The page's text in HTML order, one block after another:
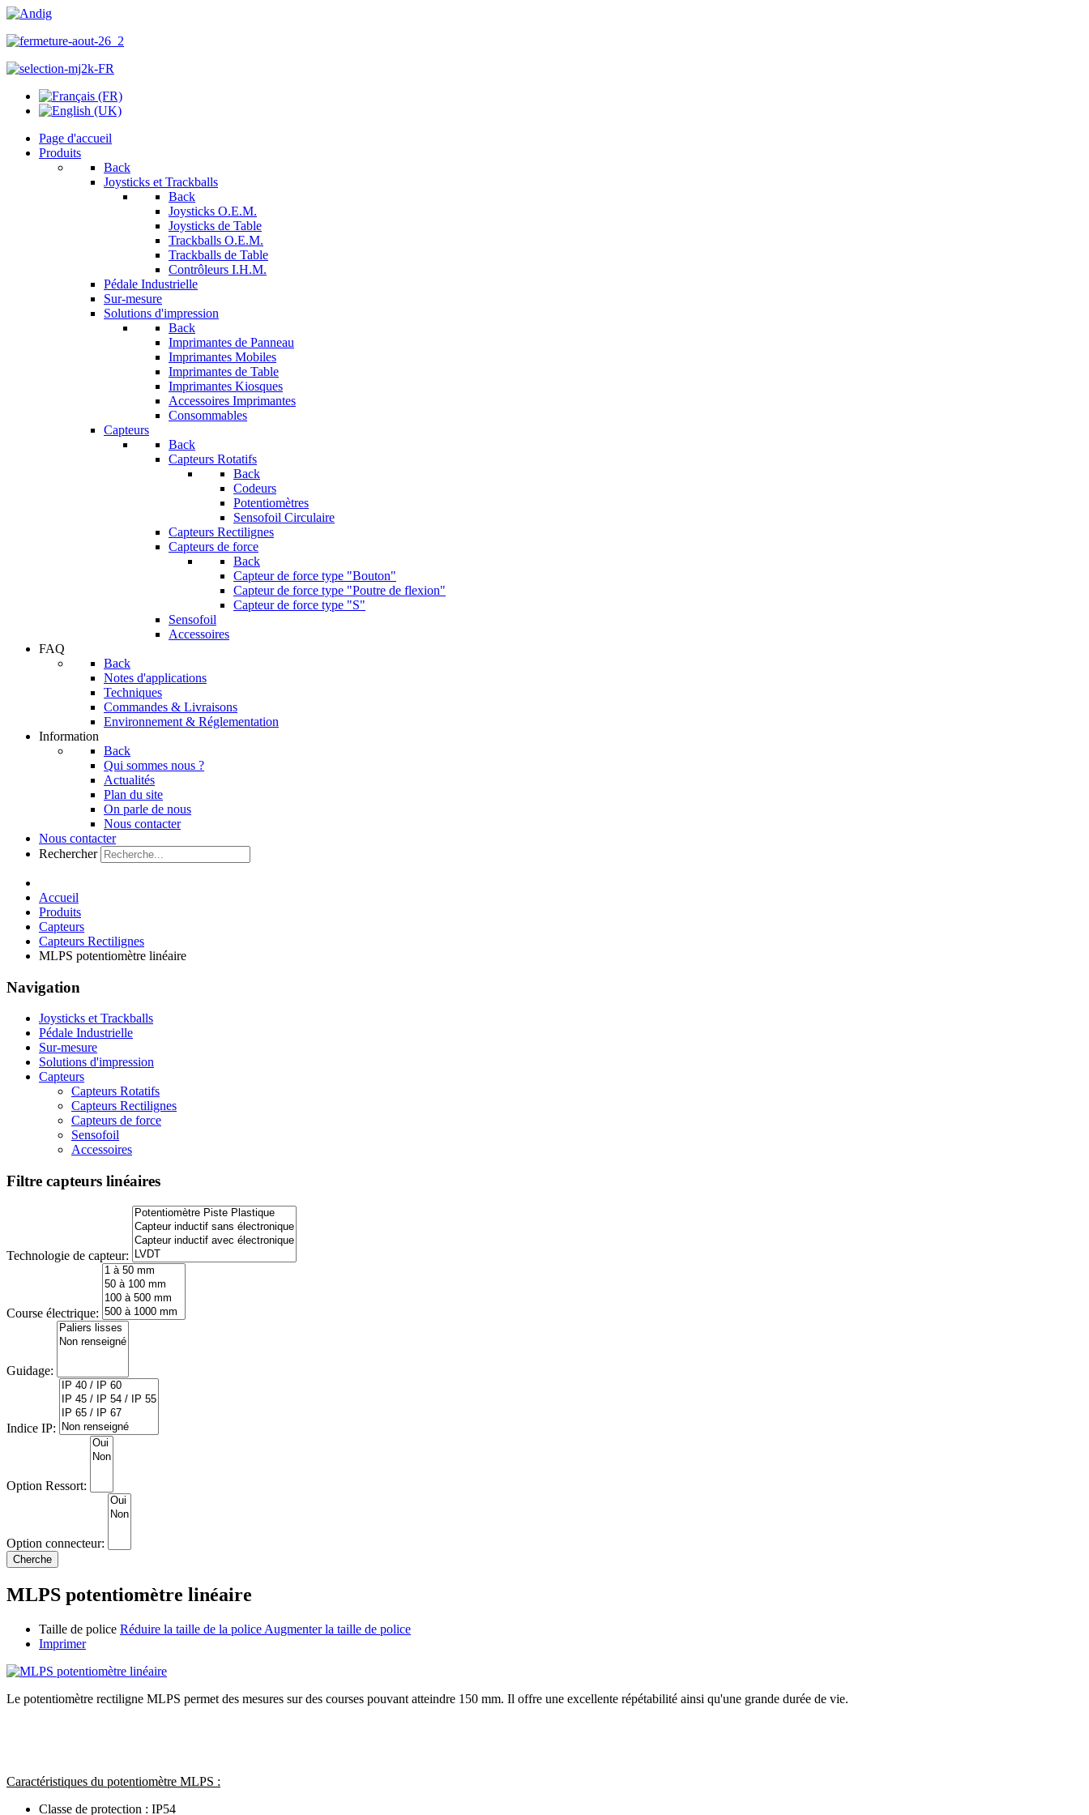
Page d'accueil
Produits
Back
Joysticks et Trackballs
Back
Joysticks O.E.M.
Joysticks de Table
Trackballs O.E.M.
Trackballs de Table
Contrôleurs I.H.M.
Pédale Industrielle
Sur-mesure
Solutions d'impression
Back
Imprimantes de Panneau
Imprimantes Mobiles
Imprimantes de Table
Imprimantes Kiosques
Accessoires Imprimantes
Consommables
Capteurs
Back
Capteurs Rotatifs
Back
Codeurs
Potentiomètres
Sensofoil Circulaire
Capteurs Rectilignes
Capteurs de force
Back
Capteur de force type "Bouton"
Capteur de force type "Poutre de flexion"
Capteur de force type "S"
Sensofoil
Accessoires
FAQ
Back
Notes d'applications
Techniques
Commandes & Livraisons
Environnement & Réglementation
Information
Back
Qui sommes nous ?
Actualités
Plan du site
On parle de nous
Nous contacter
Nous contacter
Rechercher
Accueil
Produits
Capteurs
Capteurs Rectilignes
MLPS potentiomètre linéaire
Navigation
Joysticks et Trackballs
Pédale Industrielle
Sur-mesure
Solutions d'impression
Capteurs
Capteurs Rotatifs
Capteurs Rectilignes
Capteurs de force
Sensofoil
Accessoires
Filtre capteurs linéaires
Technologie de capteur:
Course électrique:
Guidage:
Indice IP:
Option Ressort:
Option connecteur:
MLPS potentiomètre linéaire
Taille de police Réduire la taille de la police Augmenter la taille de police
Imprimer
Le potentiomètre rectiligne MLPS permet des mesures sur des courses pouvant atteindre 150 mm. Il offre une excellente répétabilité ainsi qu'une grande durée de vie.
Caractéristiques du potentiomètre MLPS :
Classe de protection : IP54